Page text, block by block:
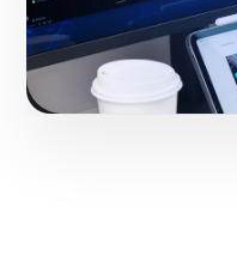
Iniciar proyecto